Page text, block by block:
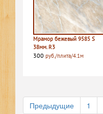
Мрамор бежевый 9585 S
38мм. R3
300 руб./плита/4.1м
Предыдущие 1